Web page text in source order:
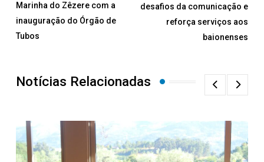
Marinha do Zêzere com a
inauguração do Órgão de
Tubos
desafios da comunicação e
reforça serviços aos
baionenses
Notícias Relacionadas